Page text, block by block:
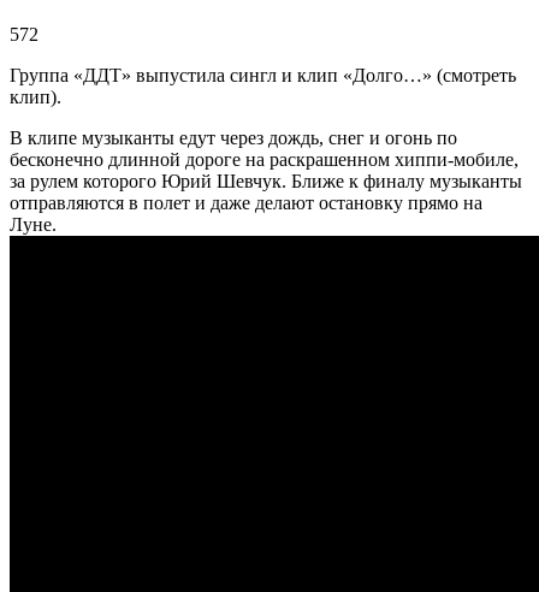
572
Группа «ДДТ» выпустила сингл и клип «Долго…» (смотреть
клип).
В клипе музыканты едут через дождь, снег и огонь по
бесконечно длинной дороге на раскрашенном хиппи-мобиле,
за рулем которого Юрий Шевчук. Ближе к финалу музыканты
отправляются в полет и даже делают остановку прямо на
Луне.